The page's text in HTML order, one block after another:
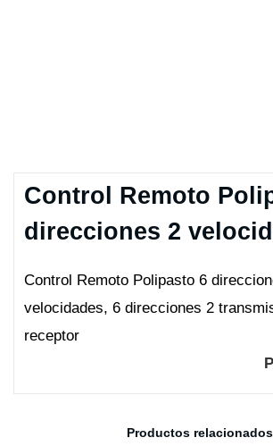
Control Remoto
direcciones 2
Control Remoto Polipasto 6
velocidades, 6 direcciones 2
receptor
Productos relacionados